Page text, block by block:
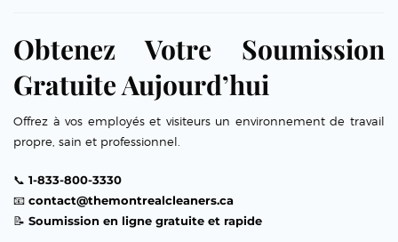
Obtenez Votre Soumission
Gratuite Aujourd’hui
Offrez à vos employés et visiteurs un environnement de travail
propre, sain et professionnel.
📞 1-833-800-3330
📧 contact@themontrealcleaners.ca
📝 Soumission en ligne gratuite et rapide